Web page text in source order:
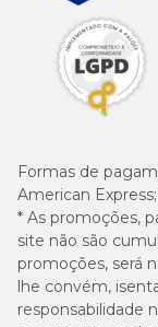
Formas de
American
* As promoções,
site não são
promoções, será
lhe convém,
responsabilidade